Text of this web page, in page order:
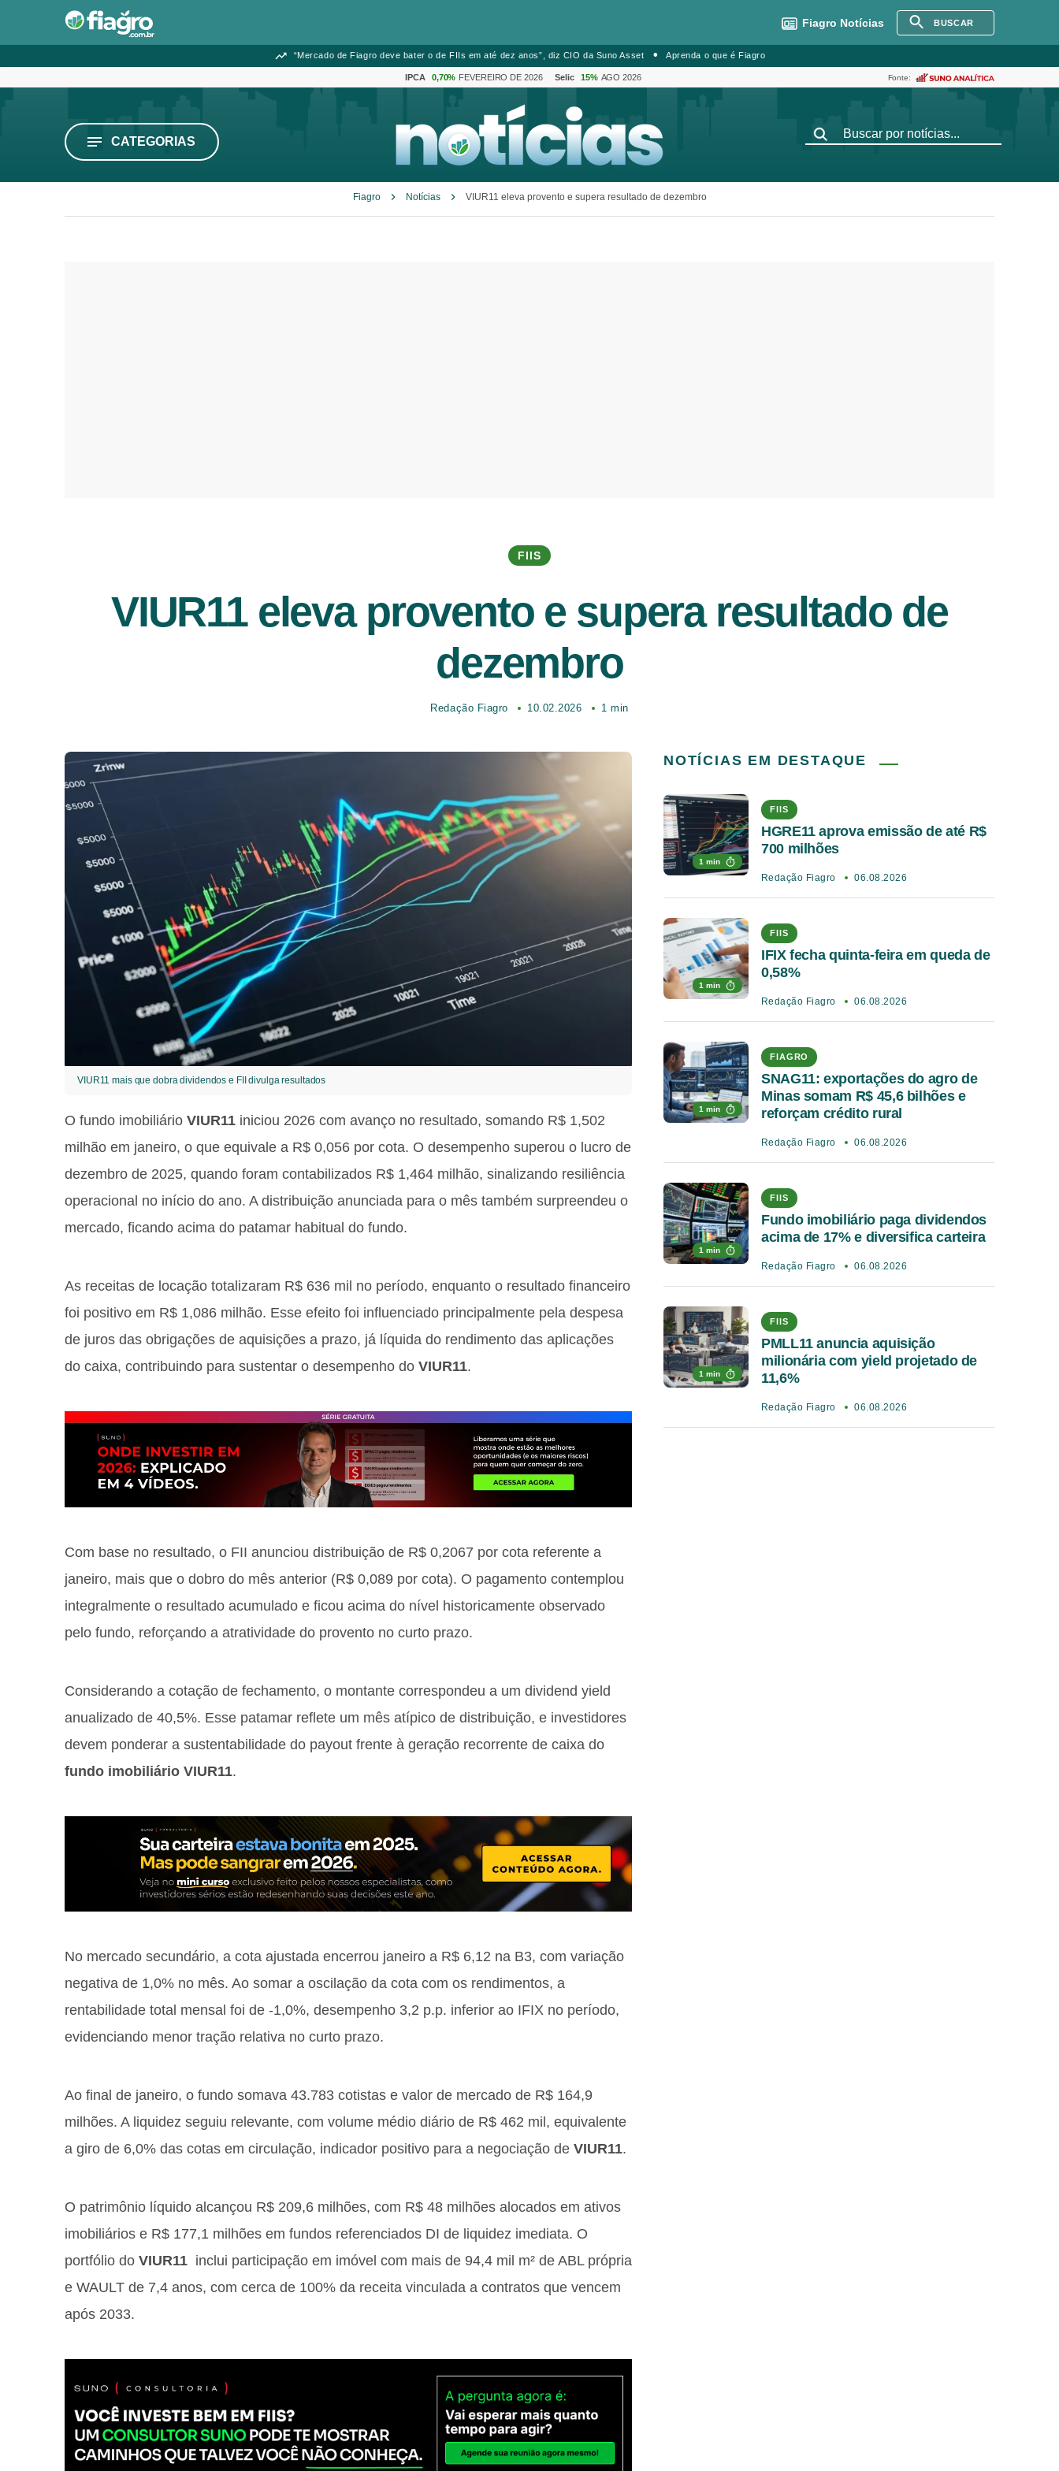
Fiagro Notícias BUSCAR
“Mercado de Fiagro deve bater o de FIIs em até dez anos”, diz CIO da Suno Asset Aprenda o que é Fiagro
IPCA 0,70% FEVEREIRO DE 2026 Selic 15% AGO 2026 Fonte:
CATEGORIAS
Fiagro Notícias VIUR11 eleva provento e supera resultado de dezembro
FIIS
VIUR11 eleva provento e supera resultado de
dezembro
Redação Fiagro 10.02.2026 1 min
VIUR11 mais que dobra dividendos e FII divulga resultados
O fundo imobiliário VIUR11 iniciou 2026 com avanço no resultado, somando R$ 1,502
milhão em janeiro, o que equivale a R$ 0,056 por cota. O desempenho superou o lucro de
dezembro de 2025, quando foram contabilizados R$ 1,464 milhão, sinalizando resiliência
operacional no início do ano. A distribuição anunciada para o mês também surpreendeu o
mercado, ficando acima do patamar habitual do fundo.
As receitas de locação totalizaram R$ 636 mil no período, enquanto o resultado financeiro
foi positivo em R$ 1,086 milhão. Esse efeito foi influenciado principalmente pela despesa
de juros das obrigações de aquisições a prazo, já líquida do rendimento das aplicações
do caixa, contribuindo para sustentar o desempenho do VIUR11.
Com base no resultado, o FII anunciou distribuição de R$ 0,2067 por cota referente a
janeiro, mais que o dobro do mês anterior (R$ 0,089 por cota). O pagamento contemplou
integralmente o resultado acumulado e ficou acima do nível historicamente observado
pelo fundo, reforçando a atratividade do provento no curto prazo.
Considerando a cotação de fechamento, o montante correspondeu a um dividend yield
anualizado de 40,5%. Esse patamar reflete um mês atípico de distribuição, e investidores
devem ponderar a sustentabilidade do payout frente à geração recorrente de caixa do
fundo imobiliário VIUR11.
No mercado secundário, a cota ajustada encerrou janeiro a R$ 6,12 na B3, com variação
negativa de 1,0% no mês. Ao somar a oscilação da cota com os rendimentos, a
rentabilidade total mensal foi de -1,0%, desempenho 3,2 p.p. inferior ao IFIX no período,
evidenciando menor tração relativa no curto prazo.
Ao final de janeiro, o fundo somava 43.783 cotistas e valor de mercado de R$ 164,9
milhões. A liquidez seguiu relevante, com volume médio diário de R$ 462 mil, equivalente
a giro de 6,0% das cotas em circulação, indicador positivo para a negociação de VIUR11.
O patrimônio líquido alcançou R$ 209,6 milhões, com R$ 48 milhões alocados em ativos
imobiliários e R$ 177,1 milhões em fundos referenciados DI de liquidez imediata. O
portfólio do VIUR11 inclui participação em imóvel com mais de 94,4 mil m² de ABL própria
e WAULT de 7,4 anos, com cerca de 100% da receita vinculada a contratos que vencem
após 2033.
NOTÍCIAS EM DESTAQUE
1 min
FIIS
HGRE11 aprova emissão de até R$
700 milhões
Redação Fiagro 06.08.2026
1 min
FIIS
IFIX fecha quinta-feira em queda de
0,58%
Redação Fiagro 06.08.2026
1 min
FIAGRO
SNAG11: exportações do agro de
Minas somam R$ 45,6 bilhões e
reforçam crédito rural
Redação Fiagro 06.08.2026
1 min
FIIS
Fundo imobiliário paga dividendos
acima de 17% e diversifica carteira
Redação Fiagro 06.08.2026
1 min
FIIS
PMLL11 anuncia aquisição
milionária com yield projetado de
11,6%
Redação Fiagro 06.08.2026